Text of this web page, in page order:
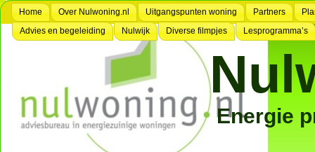
Home Over Nulwoning.nl Uitgangspunten woning Partners
Advies en begeleiding
Nulwijk Diverse filmpjes Lesprogramma’s
Energie